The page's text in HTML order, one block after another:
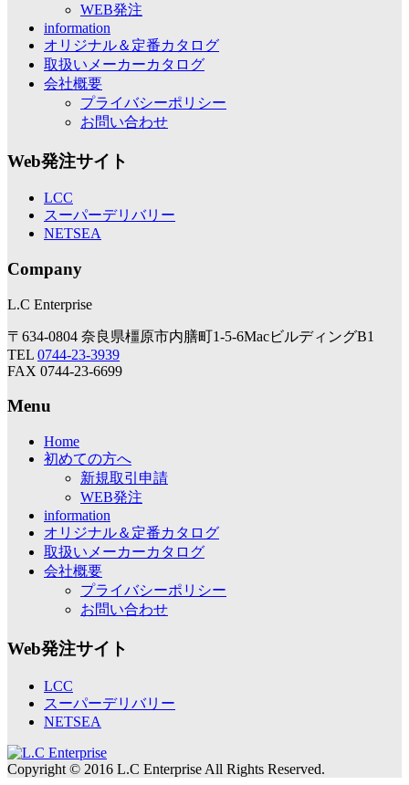
WEB発注
information
オリジナル＆定番カタログ
取扱いメーカーカタログ
会社概要
プライバシーポリシー
お問い合わせ
Web発注サイト
LCC
スーパーデリバリー
NETSEA
Company
L.C Enterprise
〒634-0804 奈良県橿原市内膳町1-5-6MacビルディングB1
TEL 0744-23-3939
FAX 0744-23-6699
Menu
Home
初めての方へ
新規取引申請
WEB発注
information
オリジナル＆定番カタログ
取扱いメーカーカタログ
会社概要
プライバシーポリシー
お問い合わせ
Web発注サイト
LCC
スーパーデリバリー
NETSEA
Copyright © 2016 L.C Enterprise All Rights Reserved.